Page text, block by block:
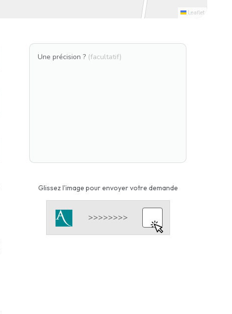
Leaflet
Une précision ? (facultatif)
Glissez l'image pour envoyer votre demande